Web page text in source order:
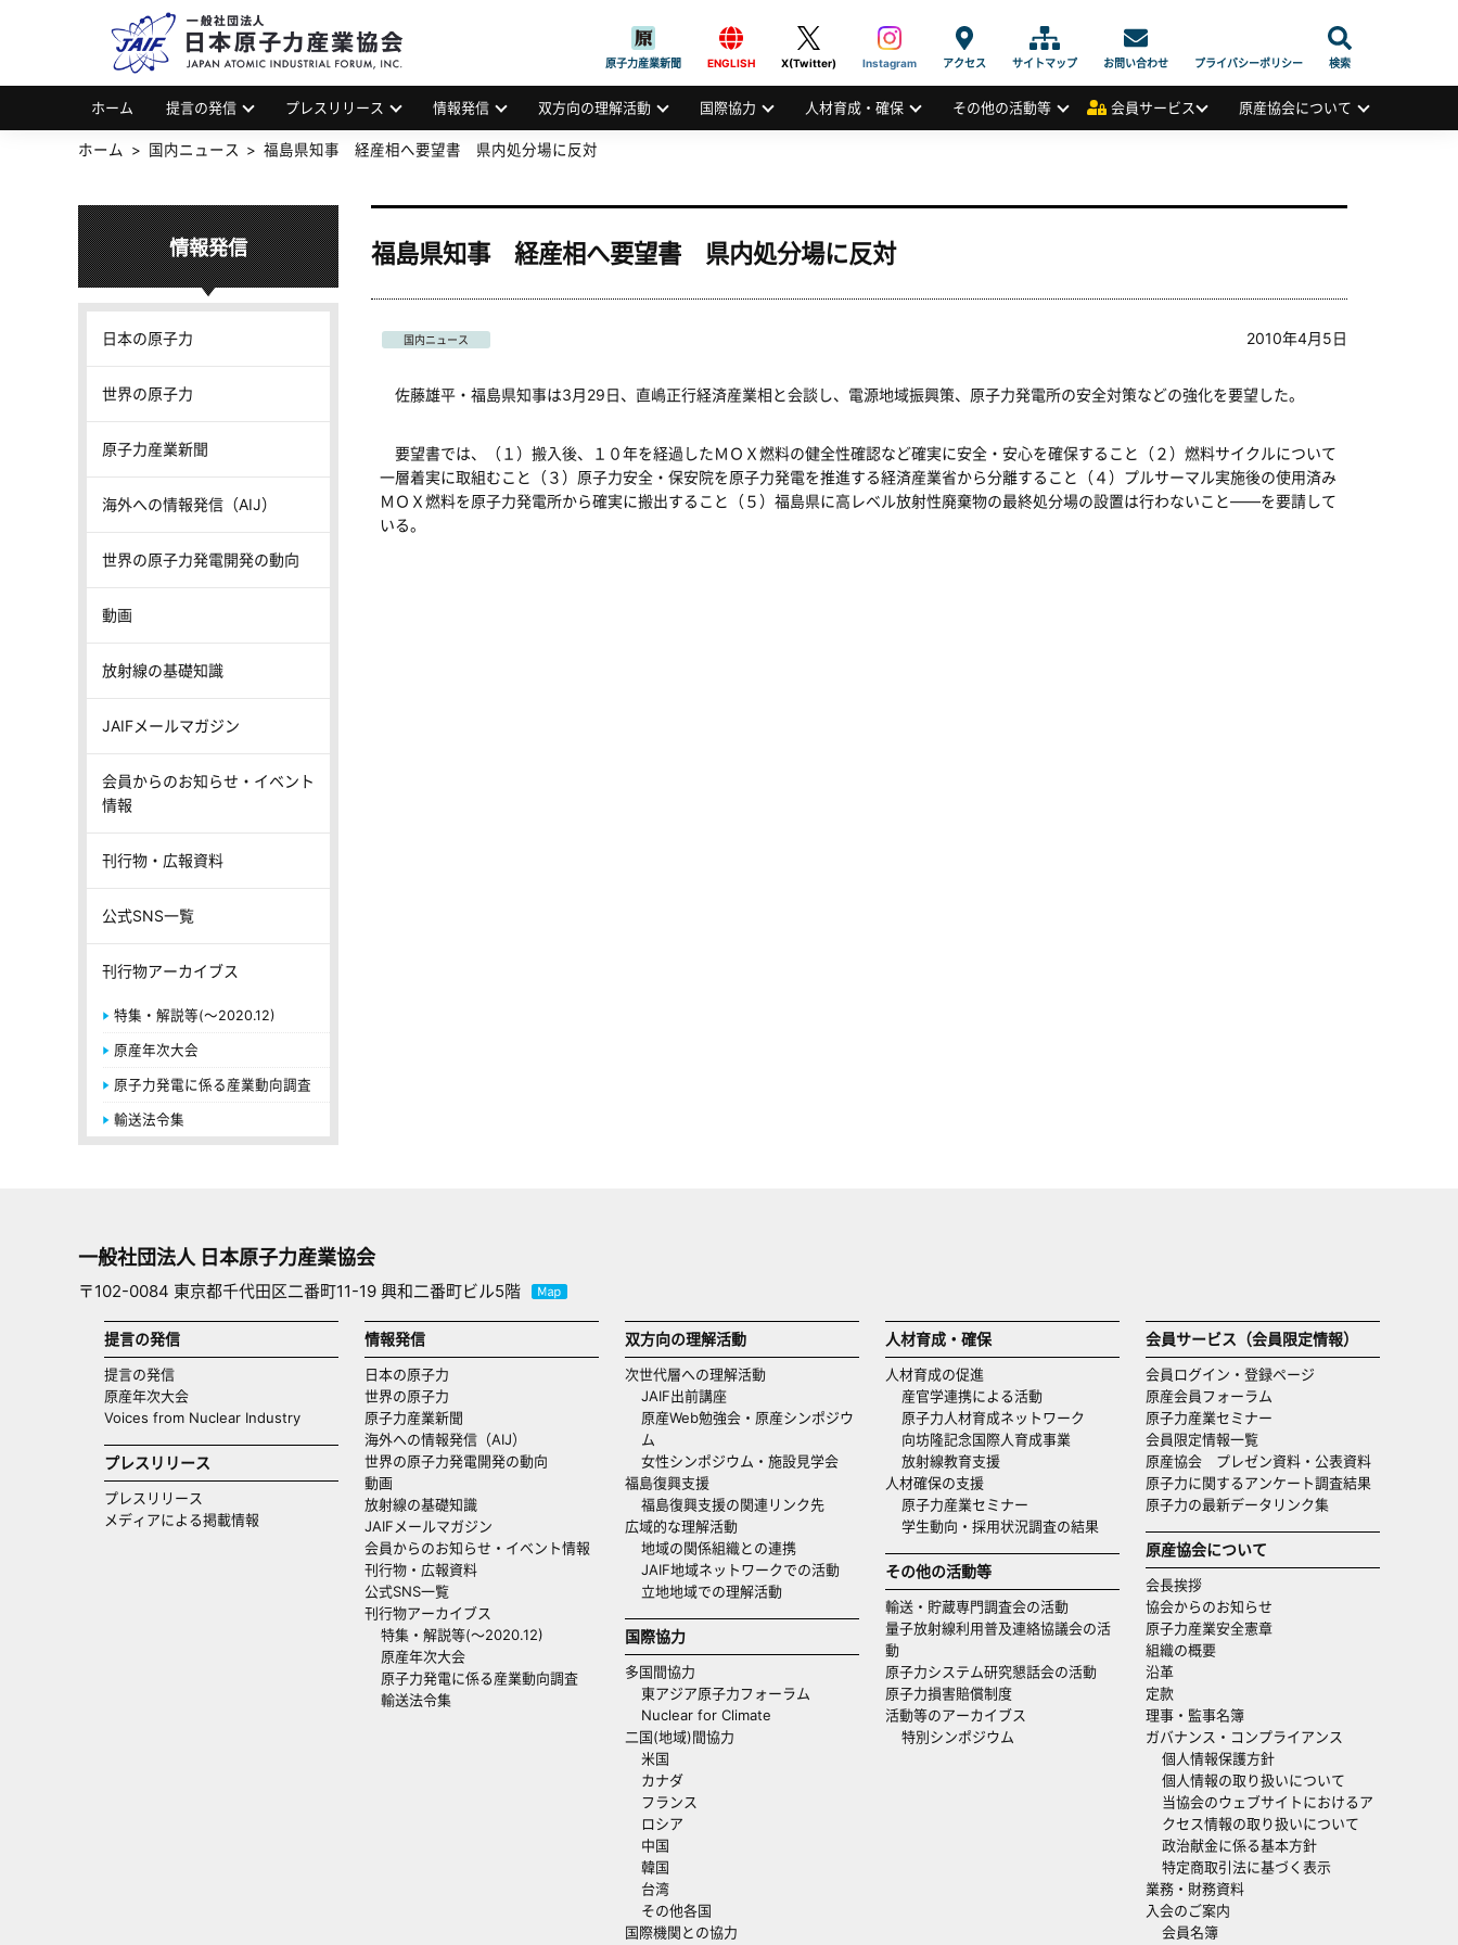
JAPAN ATOMIC INDUSTRIAL FORUM, INC.
原子力産業新聞 ENGLISH X(Twitter) Instagram アクセス サイトマップ お問い合わせ プライバシーポリシー 検索
ホーム 提言の発信 プレスリリース 情報発信 双方向の理解活動 国際協力 人材育成・確保 その他の活動等 会員サービス 原産協会について
ホーム 国内ニュース 福島県知事 経産相へ要望書 県内処分場に反対
福島県知事 経産相へ要望書 県内処分場に反対
国内ニュース 2010年4月5日
佐藤雄平・福島県知事は3月29日、直嶋正行経済産業相と会談し、電源地域振興策、原子力発電所の安全対策などの強化を要望した。
要望書では、（１）搬入後、１０年を経過したＭＯＸ燃料の健全性確認など確実に安全・安心を確保すること（２）燃料サイクルについて
一層着実に取組むこと（３）原子力安全・保安院を原子力発電を推進する経済産業省から分離すること（４）プルサーマル実施後の使用済み
ＭＯＸ燃料を原子力発電所から確実に搬出すること（５）福島県に高レベル放射性廃棄物の最終処分場の設置は行わないこと――を要請して
いる。
情報発信
日本の原子力
世界の原子力
原子力産業新聞
海外への情報発信（AIJ）
世界の原子力発電開発の動向
動画
放射線の基礎知識
JAIFメールマガジン
会員からのお知らせ・イベント
情報
刊行物・広報資料
公式SNS一覧
刊行物アーカイブス
特集・解説等(～2020.12)
原産年次大会
原子力発電に係る産業動向調査
輸送法令集
一般社団法人 日本原子力産業協会
〒102-0084 東京都千代田区二番町11-19 興和二番町ビル5階
提言の発信
提言の発信
原産年次大会
Voices from Nuclear Industry
プレスリリース
プレスリリース
メディアによる掲載情報
情報発信
日本の原子力
世界の原子力
原子力産業新聞
海外への情報発信（AIJ）
世界の原子力発電開発の動向
動画
放射線の基礎知識
JAIFメールマガジン
会員からのお知らせ・イベント情報
刊行物・広報資料
公式SNS一覧
刊行物アーカイブス
特集・解説等(～2020.12)
原産年次大会
原子力発電に係る産業動向調査
輸送法令集
双方向の理解活動
次世代層への理解活動
JAIF出前講座
原産Web勉強会・原産シンポジウ
ム
女性シンポジウム・施設見学会
福島復興支援
福島復興支援の関連リンク先
広域的な理解活動
地域の関係組織との連携
JAIF地域ネットワークでの活動
立地地域での理解活動
国際協力
多国間協力
東アジア原子力フォーラム
Nuclear for Climate
二国(地域)間協力
米国
カナダ
フランス
ロシア
中国
韓国
台湾
その他各国
国際機関との協力
人材育成・確保
人材育成の促進
産官学連携による活動
原子力人材育成ネットワーク
向坊隆記念国際人育成事業
放射線教育支援
人材確保の支援
原子力産業セミナー
学生動向・採用状況調査の結果
その他の活動等
輸送・貯蔵専門調査会の活動
量子放射線利用普及連絡協議会の活
動
原子力システム研究懇話会の活動
原子力損害賠償制度
活動等のアーカイブス
特別シンポジウム
会員サービス（会員限定情報）
会員ログイン・登録ページ
原産会員フォーラム
原子力産業セミナー
会員限定情報一覧
原産協会 プレゼン資料・公表資料
原子力に関するアンケート調査結果
原子力の最新データリンク集
原産協会について
会長挨拶
協会からのお知らせ
原子力産業安全憲章
組織の概要
沿革
定款
理事・監事名簿
ガバナンス・コンプライアンス
個人情報保護方針
個人情報の取り扱いについて
当協会のウェブサイトにおけるア
クセス情報の取り扱いについて
政治献金に係る基本方針
特定商取引法に基づく表示
業務・財務資料
入会のご案内
会員名簿